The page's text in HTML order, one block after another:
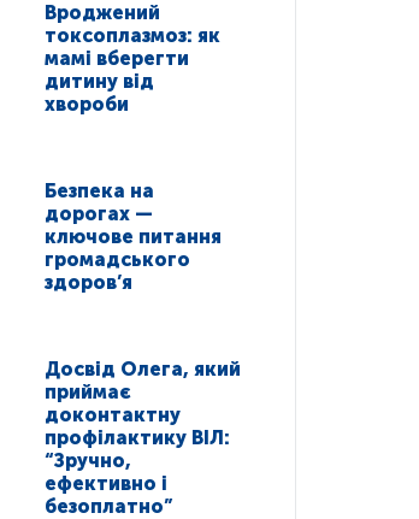
Вроджений
токсоплазмоз: як
мамі вберегти
дитину від
хвороби
Безпека на
дорогах —
ключове питання
громадського
здоров’я
Досвід Олега, який
приймає
доконтактну
профілактику ВІЛ:
“Зручно,
ефективно і
безоплатно”